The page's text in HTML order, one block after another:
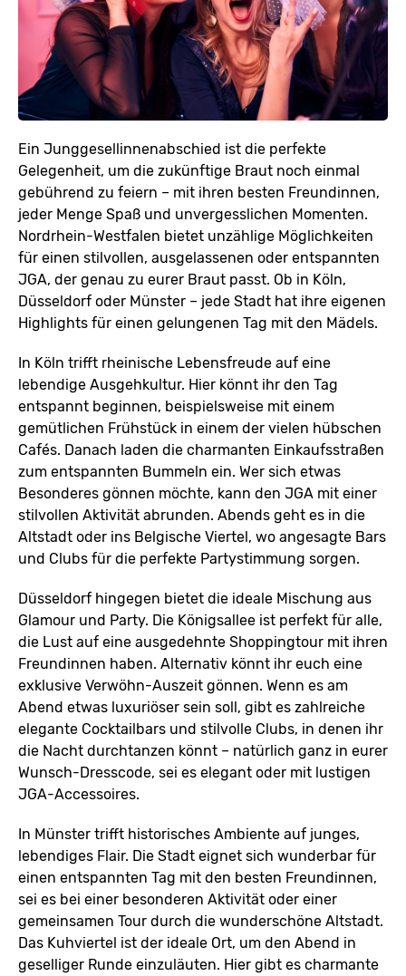
Ein Junggesellinnenabschied ist die perfekte
Gelegenheit, um die zukünftige Braut noch einmal
gebührend zu feiern – mit ihren besten Freundinnen,
jeder Menge Spaß und unvergesslichen Momenten.
Nordrhein-Westfalen bietet unzählige Möglichkeiten
für einen stilvollen, ausgelassenen oder entspannten
JGA, der genau zu eurer Braut passt. Ob in Köln,
Düsseldorf oder Münster – jede Stadt hat ihre eigenen
Highlights für einen gelungenen Tag mit den Mädels.
In Köln trifft rheinische Lebensfreude auf eine
lebendige Ausgehkultur. Hier könnt ihr den Tag
entspannt beginnen, beispielsweise mit einem
gemütlichen Frühstück in einem der vielen hübschen
Cafés. Danach laden die charmanten Einkaufsstraßen
zum entspannten Bummeln ein. Wer sich etwas
Besonderes gönnen möchte, kann den JGA mit einer
stilvollen Aktivität abrunden. Abends geht es in die
Altstadt oder ins Belgische Viertel, wo angesagte Bars
und Clubs für die perfekte Partystimmung sorgen.
Düsseldorf hingegen bietet die ideale Mischung aus
Glamour und Party. Die Königsallee ist perfekt für alle,
die Lust auf eine ausgedehnte Shoppingtour mit ihren
Freundinnen haben. Alternativ könnt ihr euch eine
exklusive Verwöhn-Auszeit gönnen. Wenn es am
Abend etwas luxuriöser sein soll, gibt es zahlreiche
elegante Cocktailbars und stilvolle Clubs, in denen ihr
die Nacht durchtanzen könnt – natürlich ganz in eurer
Wunsch-Dresscode, sei es elegant oder mit lustigen
JGA-Accessoires.
In Münster trifft historisches Ambiente auf junges,
lebendiges Flair. Die Stadt eignet sich wunderbar für
einen entspannten Tag mit den besten Freundinnen,
sei es bei einer besonderen Aktivität oder einer
gemeinsamen Tour durch die wunderschöne Altstadt.
Das Kuhviertel ist der ideale Ort, um den Abend in
geselliger Runde einzuläuten. Hier gibt es charmante